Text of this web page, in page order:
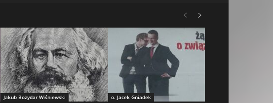
Jakub Bożydar Wiśniewski o. Jacek Gniadek